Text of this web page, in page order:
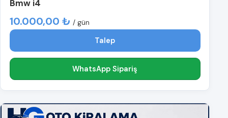
Bmw i4
10.000,00 ₺ / gün
Talep
WhatsApp Sipariş